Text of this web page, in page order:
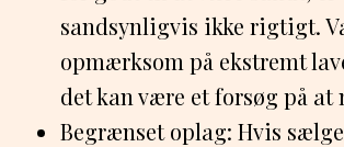
sandsynligvis ikke rigtigt.
opmærksom på ekstremt
det kan være et forsøg på at
Begrænset oplag: Hvis